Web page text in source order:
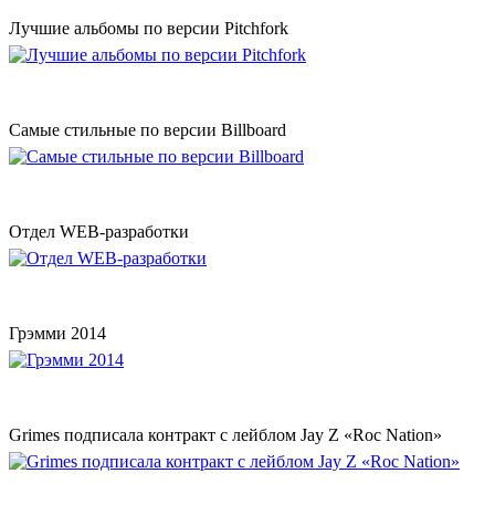
Лучшие альбомы по версии Pitchfork
Самые стильные по версии Billboard
Отдел WEB-разработки
Грэмми 2014
Grimes подписала контракт с лейблом Jay Z «Roc Nation»